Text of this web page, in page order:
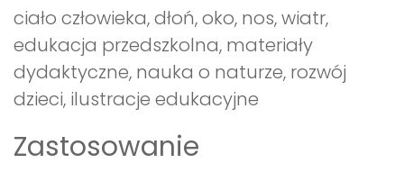
ciało człowieka, dłoń, oko, nos, wiatr,
edukacja przedszkolna, materiały
dydaktyczne, nauka o naturze, rozwój
dzieci, ilustracje edukacyjne
Zastosowanie